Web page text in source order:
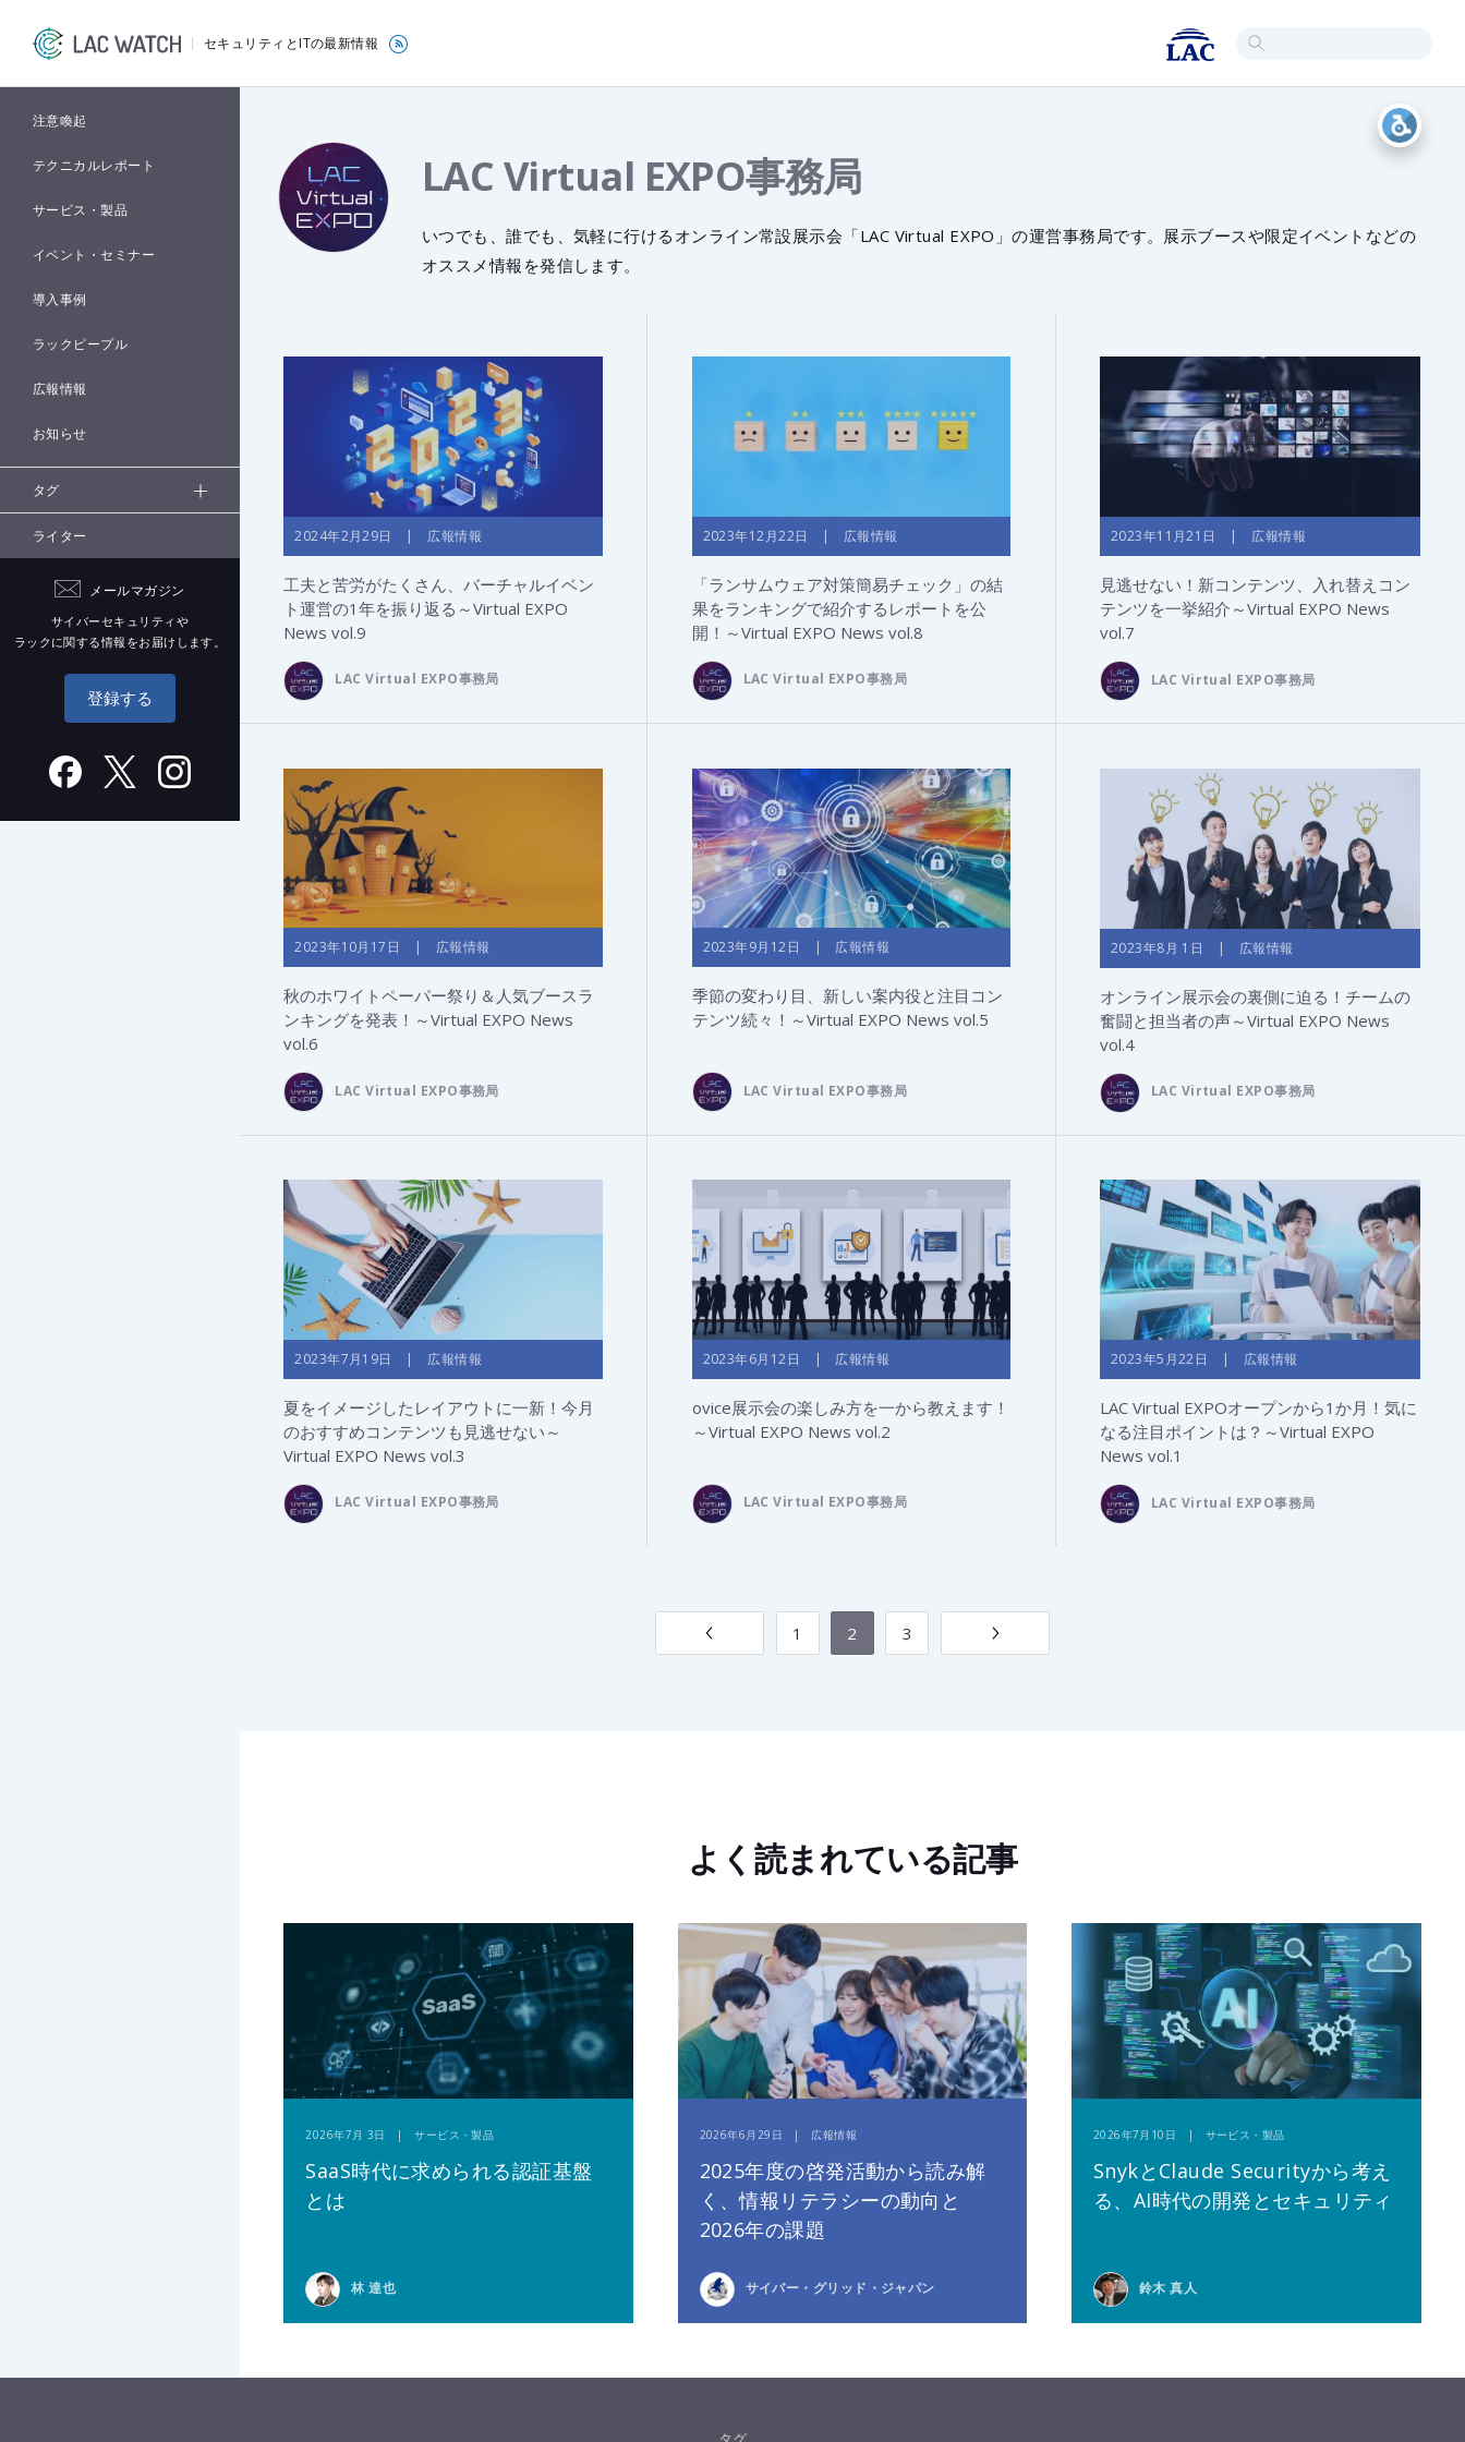
セキュリティとITの最新情報
注意喚起
テクニカルレポート
サービス・製品
イベント・セミナー
導入事例
ラックピープル
広報情報
お知らせ
タグ
ライター
メールマガジン
サイバーセキュリティや
ラックに関する情報をお届けします。
登録する
LAC Virtual EXPO事務局
いつでも、誰でも、気軽に行けるオンライン常設展示会「LAC Virtual EXPO」の運営事務局です。展示ブースや限定イベントなどの
オススメ情報を発信します。
2024年2月29日 | 広報情報
工夫と苦労がたくさん、バーチャルイベン
ト運営の1年を振り返る～Virtual EXPO
News vol.9
LAC Virtual EXPO事務局
2023年12月22日 | 広報情報
「ランサムウェア対策簡易チェック」の結
果をランキングで紹介するレポートを公
開！～Virtual EXPO News vol.8
LAC Virtual EXPO事務局
2023年11月21日 | 広報情報
見逃せない！新コンテンツ、入れ替えコン
テンツを一挙紹介～Virtual EXPO News
vol.7
LAC Virtual EXPO事務局
2023年10月17日 | 広報情報
秋のホワイトペーパー祭り＆人気ブースラ
ンキングを発表！～Virtual EXPO News
vol.6
LAC Virtual EXPO事務局
2023年9月12日 | 広報情報
季節の変わり目、新しい案内役と注目コン
テンツ続々！～Virtual EXPO News vol.5
LAC Virtual EXPO事務局
2023年8月 1日 | 広報情報
オンライン展示会の裏側に迫る！チームの
奮闘と担当者の声～Virtual EXPO News
vol.4
LAC Virtual EXPO事務局
2023年7月19日 | 広報情報
夏をイメージしたレイアウトに一新！今月
のおすすめコンテンツも見逃せない～
Virtual EXPO News vol.3
LAC Virtual EXPO事務局
2023年6月12日 | 広報情報
ovice展示会の楽しみ方を一から教えます！
～Virtual EXPO News vol.2
LAC Virtual EXPO事務局
2023年5月22日 | 広報情報
LAC Virtual EXPOオープンから1か月！気に
なる注目ポイントは？～Virtual EXPO
News vol.1
LAC Virtual EXPO事務局
1 2 3
よく読まれている記事
2026年7月 3日 | サービス・製品
SaaS時代に求められる認証基盤
とは
林 達也
2026年6月29日 | 広報情報
2025年度の啓発活動から読み解
く、情報リテラシーの動向と
2026年の課題
サイバー・グリッド・ジャパン
2026年7月10日 | サービス・製品
SnykとClaude Securityから考え
る、AI時代の開発とセキュリティ
鈴木 真人